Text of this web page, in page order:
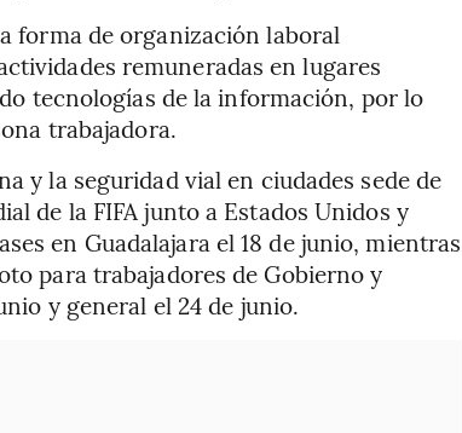
forma de organización laboral
remuneradas en lugares
tecnologías de la información, por lo
trabajadora.
y la seguridad vial en ciudades sede de
de la FIFA junto a Estados Unidos y
en Guadalajara el 18 de junio, mientras
para trabajadores de Gobierno y
y general el 24 de junio.